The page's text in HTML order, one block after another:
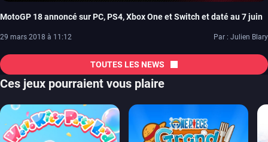
MotoGP 18 annoncé sur PC, PS4, Xbox One et Switch et daté au 7 juin
29 mars 2018 à 11:12 Par : Julien Blary
TOUTES LES NEWS
Ces jeux pourraient vous plaire